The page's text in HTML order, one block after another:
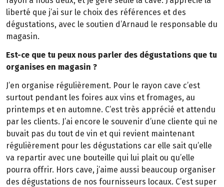
liberté que j’ai sur le choix des références et des
dégustations, avec le soutien d’Arnaud le responsable du
magasin.
Est-ce que tu peux nous parler des dégustations que tu
organises en magasin ?
J’en organise régulièrement. Pour le rayon cave c’est
surtout pendant les foires aux vins et fromages, au
printemps et en automne. C’est très apprécié et attendu
par les clients. J’ai encore le souvenir d’une cliente qui ne
buvait pas du tout de vin et qui revient maintenant
régulièrement pour les dégustations car elle sait qu’elle
va repartir avec une bouteille qui lui plait ou qu’elle
pourra offrir. Hors cave, j’aime aussi beaucoup organiser
des dégustations de nos fournisseurs locaux. C’est super